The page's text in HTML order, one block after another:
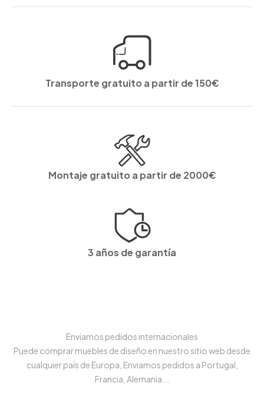
Transporte gratuito a partir de 150€
Montaje gratuito a partir de 2000€
3 años de garantía
Enviamos pedidos internacionales
Puede comprar muebles de diseño en nuestro sitio web desde
cualquier país de Europa, Enviamos pedidos a Portugal,
Francia, Alemania...